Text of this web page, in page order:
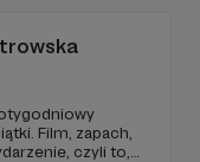
Film, zapach,
czyli to,